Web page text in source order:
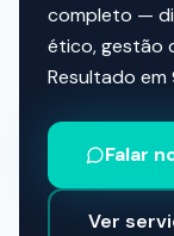
completo —
ético, gestão
Resultado em
Falar
Ver